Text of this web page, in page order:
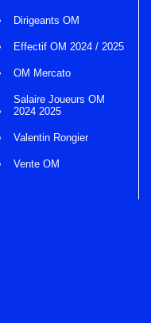
Dirigeants OM
Effectif OM 2024 / 2025
OM Mercato
Salaire Joueurs OM
2024 2025
Valentin Rongier
Vente OM